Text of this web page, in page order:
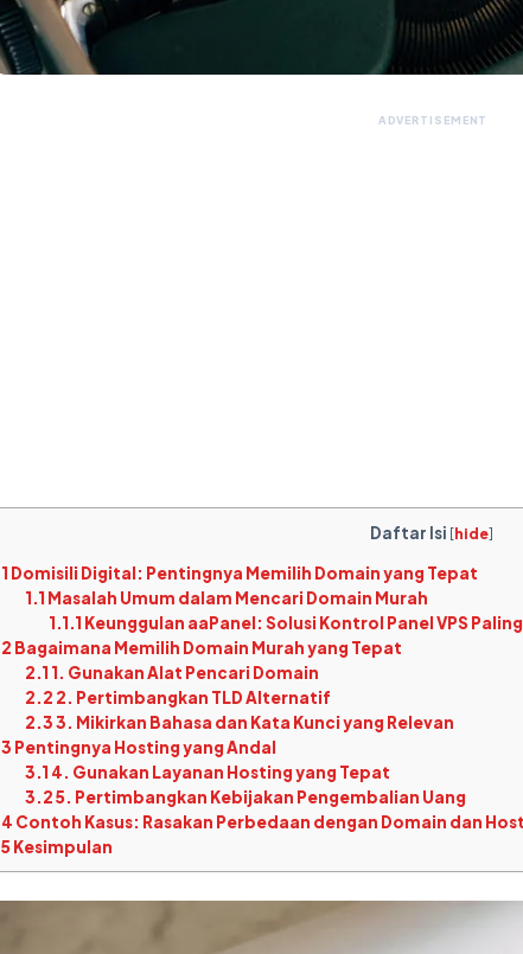
ADVERTISEMENT
Daftar Isi [hide]
1 Domisili Digital: Pentingnya Memilih Domain yang Tepat
1.1 Masalah Umum dalam Mencari Domain Murah
1.1.1 Keunggulan aaPanel: Solusi Kontrol Panel VPS
2 Bagaimana Memilih Domain Murah yang Tepat
2.1 1. Gunakan Alat Pencari Domain
2.2 2. Pertimbangkan TLD Alternatif
2.33. Mikirkan Bahasa dan Kata Kunci yang Relevan
3 Pentingnya Hosting yang Andal
3.1 4. Gunakan Layanan Hosting yang Tepat
3.25. Pertimbangkan Kebijakan Pengembalian Uang
4 Contoh Kasus: Rasakan Perbedaan dengan Domain dan
5Kesimpulan